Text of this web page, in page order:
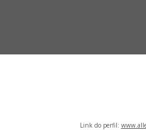
Link do perfil: